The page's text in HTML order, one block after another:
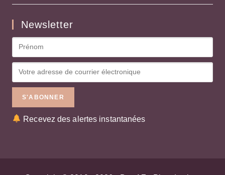
Newsletter
Recevez des alertes instantanées